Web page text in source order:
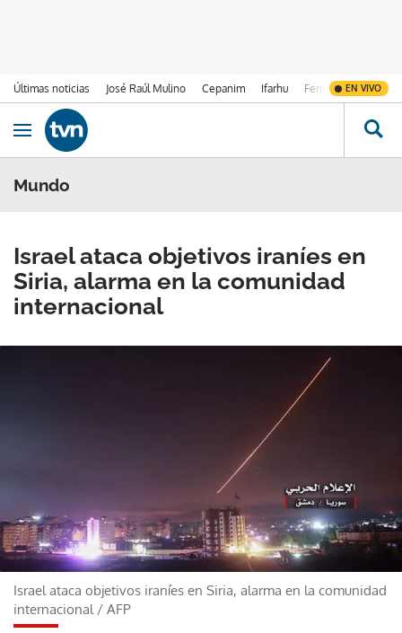
Últimas noticias José Raúl Mulino Cepanim Ifarhu Fenómeno de El
EN VIVO
Ir al contenido
Obrir navegació
Mundo
Israel ataca objetivos iraníes en
Siria, alarma en la comunidad
internacional
Israel ataca objetivos iraníes en Siria, alarma en la comunidad
internacional / AFP